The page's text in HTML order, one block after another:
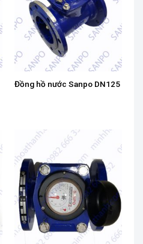
Đồng hồ nước Sanpo DN125